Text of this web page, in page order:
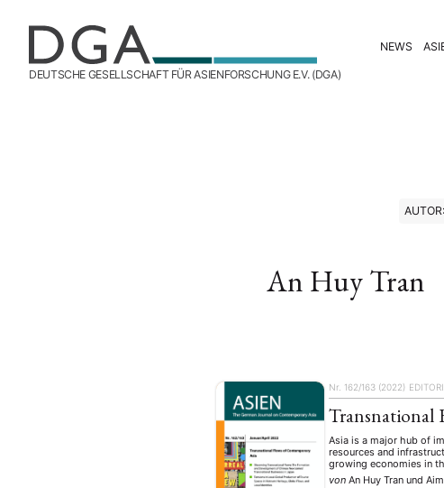
DEUTSCHE GESELLSCHAFT FÜR ASIENFORSCHUNG E.V. (DGA)
NEWS
An Huy Tran
Nr. 162/163 (2022)
Transnational
Asia is a major hub of
resources and
growing economies in
von An Huy Tranund